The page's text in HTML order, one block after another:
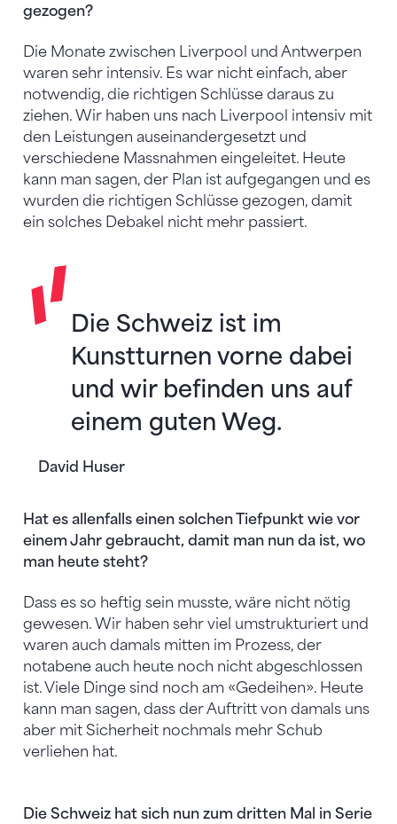
gezogen?
Die Monate zwischen Liverpool und Antwerpen
waren sehr intensiv. Es war nicht einfach, aber
notwendig, die richtigen Schlüsse daraus zu
ziehen. Wir haben uns nach Liverpool intensiv mit
den Leistungen auseinandergesetzt und
verschiedene Massnahmen eingeleitet. Heute
kann man sagen, der Plan ist aufgegangen und es
wurden die richtigen Schlüsse gezogen, damit
ein solches Debakel nicht mehr passiert.
David Huser
Die Schweiz ist im
Kunstturnen vorne dabei
und wir befinden uns auf
einem guten Weg.
Hat es allenfalls einen solchen Tiefpunkt wie vor
einem Jahr gebraucht, damit man nun da ist, wo
man heute steht?
Dass es so heftig sein musste, wäre nicht nötig
gewesen. Wir haben sehr viel umstrukturiert und
waren auch damals mitten im Prozess, der
notabene auch heute noch nicht abgeschlossen
ist. Viele Dinge sind noch am «Gedeihen». Heute
kann man sagen, dass der Auftritt von damals uns
aber mit Sicherheit nochmals mehr Schub
verliehen hat.
Die Schweiz hat sich nun zum dritten Mal in Serie